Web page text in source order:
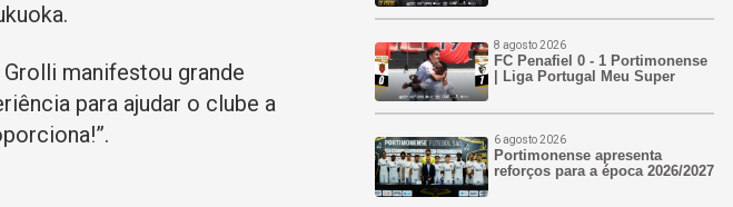
manifestou grande
para ajudar o clube a
8 agosto 2026
FC Penafiel 0 - 1 Portimonense
| Liga Portugal Meu Super
6 agosto 2026
Portimonense apresenta
reforços para a época 2026/2027